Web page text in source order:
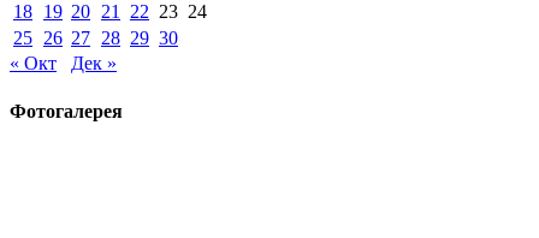
18 19 20 21 22 23 24
25 26 27 28 29 30
« Окт
Дек »
Фотогалерея